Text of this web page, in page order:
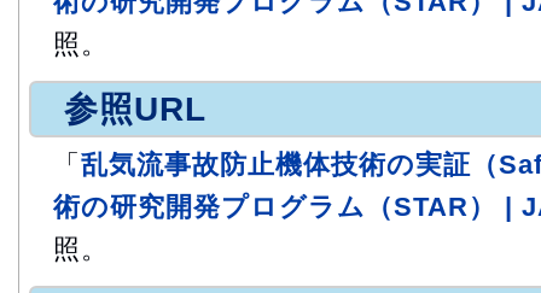
照。
参照URL
「 乱気流事故防止機体技術の実証（
術の研究開発プログラム（STAR） |
照。